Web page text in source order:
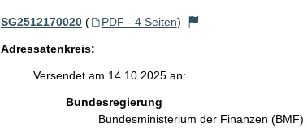
SG2512170020 ( PDF - 4 Seiten)
Adressatenkreis:
Versendet am 14.10.2025 an:
Bundesregierung
Bundesministerium der Finanzen (BMF)